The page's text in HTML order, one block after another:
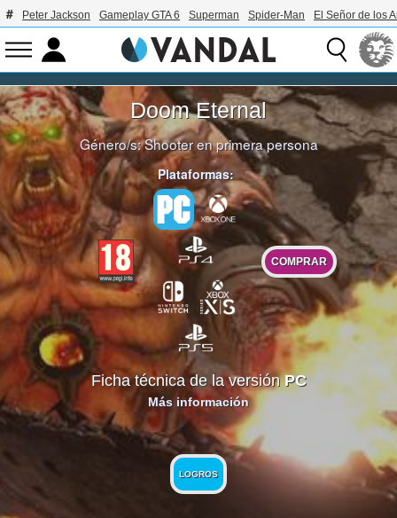
Peter Jackson Gameplay GTA 6 Superman Spider-Man El Señor de los
Doom Eternal
Género/s:Shooter en primera persona
Plataformas:
COMPRAR
Ficha técnica de la versiónPC
Más información
LOGROS